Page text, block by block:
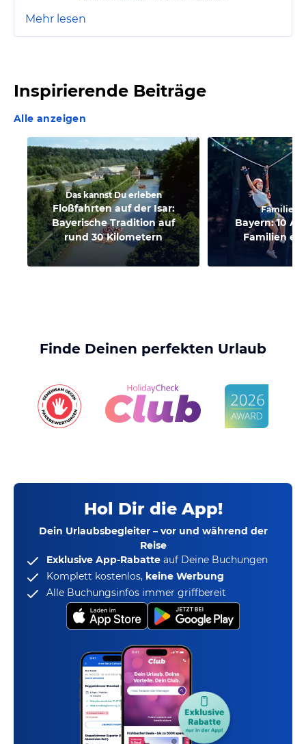
Mehr lesen
Inspirierende Beiträge
Alle anzeigen
Das kannst Du erleben
Floßfahrten auf der Isar:
Bayerische Tradition auf
rund 30 Kilometern
Bayern: 10
Familien
Finde Deinen perfekten Urlaub
Hol Dir die App!
Dein Urlaubsbegleiter – vor und während der
Reise
Exklusive App-Rabatte auf Deine Buchungen
Komplett kostenlos, keine Werbung
Alle Buchungsinfos immer griffbereit